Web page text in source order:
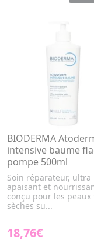
BIODERMA
intensive baume
pompe 500ml
Soin réparateur, ultra
apaisant et
conçu pour les peaux
sèches su...
18,76€